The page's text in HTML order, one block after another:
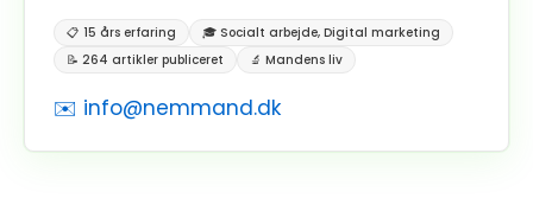
📋 15 års erfaring
🎓 Socialt arbejde, Digital marketing
📝 264 artikler publiceret
🔬 Mandens liv
✉️ info@nemmand.dk